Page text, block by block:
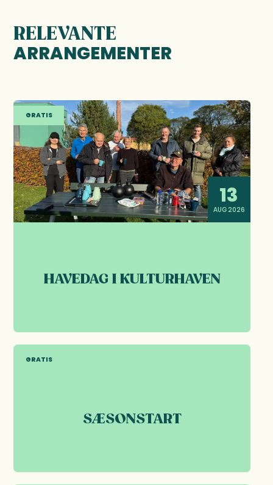
RELEVANTE
ARRANGEMENTER
GRATIS
13
AUG 2026
HAVEDAG I KULTURHAVEN
GRATIS
SÆSONSTART